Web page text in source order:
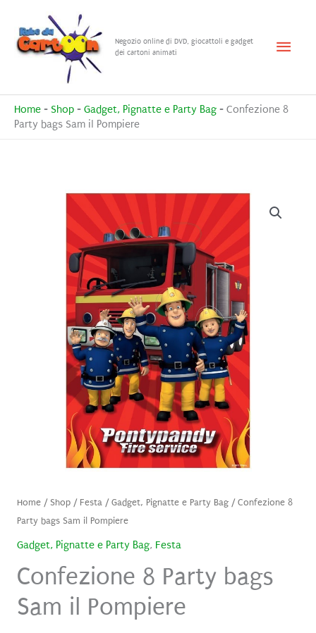
contenuto
Negozio online di DVD, giocattoli e gadget
dei cartoni animati
Menu
Home - Shop - Gadget, Pignatte e Party Bag- Confezione 8
Party bags Sam il Pompiere
Home/ Shop/ Festa/Gadget, Pignatte e Party Bag/ Confezione 8
Party bags Sam il Pompiere
Gadget, Pignatte e Party Bag, Festa
Confezione 8 Party bags
Sam il Pompiere